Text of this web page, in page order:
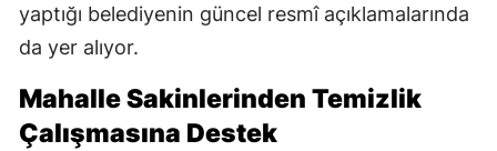
yaptığı belediyenin güncel resmî açıklamalarında
da yer alıyor.
Mahalle Sakinlerinden Temizlik
Çalışmasına Destek